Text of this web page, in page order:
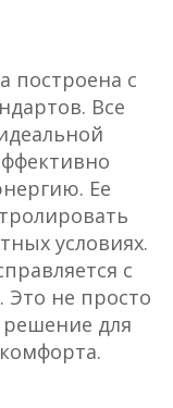
построена с
Все
Ее
условиях.
с
не просто
решение для